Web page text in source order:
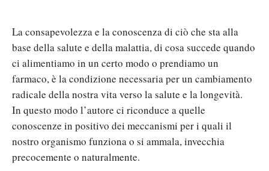
La consapevolezza e la conoscenza di ciò che sta alla
base della salute e della malattia, di cosa succede quando
ci alimentiamo in un certo modo o prendiamo un
farmaco, è la condizione necessaria per un cambiamento
radicale della nostra vita verso la salute e la longevità.
In questo modo l’autore ci riconduce a quelle
conoscenze in positivo dei meccanismi per i quali il
nostro organismo funziona o si ammala, invecchia
precocemente o naturalmente.